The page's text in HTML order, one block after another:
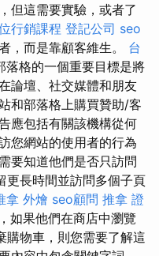
但這需要實驗，或者了
行銷課程 登記公司 seo
，而是靠顧客維生。 台
落格的一個重要目標是將
論壇、社交媒體和朋友
和部落格上購買贊助/客
應包括有關該機構從何
您網站的使用者的行為
要知道他們是否只訪問
更長時間並訪問多個子頁
拿 外燴 seo顧問 推拿 證
如果他們在商店中瀏覽
購物車，則您需要了解這